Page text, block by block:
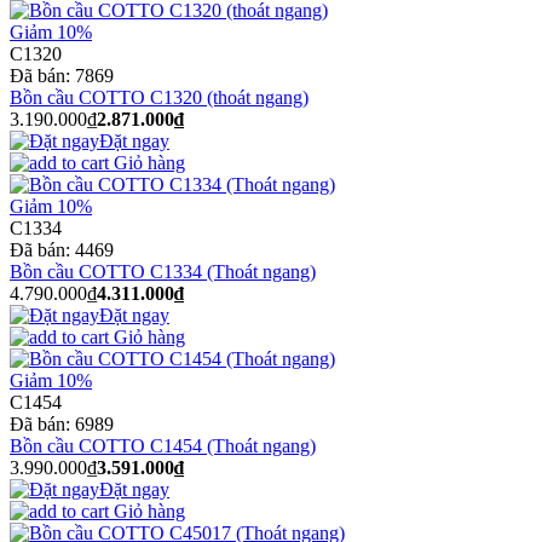
Giảm 10%
C1320
Đã bán: 7869
Bồn cầu COTTO C1320 (thoát ngang)
3.190.000₫2.871.000₫
Đặt ngay
Giỏ hàng
Giảm 10%
C1334
Đã bán: 4469
Bồn cầu COTTO C1334 (Thoát ngang)
4.790.000₫4.311.000₫
Đặt ngay
Giỏ hàng
Giảm 10%
C1454
Đã bán: 6989
Bồn cầu COTTO C1454 (Thoát ngang)
3.990.000₫3.591.000₫
Đặt ngay
Giỏ hàng